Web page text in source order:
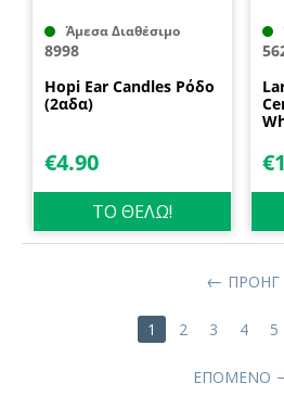
Άμεσα Διαθέσιμο
8998
Hopi Ear Candles Ρόδο
(2αδα)
€4.90
ΤΟ ΘΕΛΩ!
€
ΠΡΟΗΓ
1 2 3 4 5
ΕΠΌΜΕΝΟ